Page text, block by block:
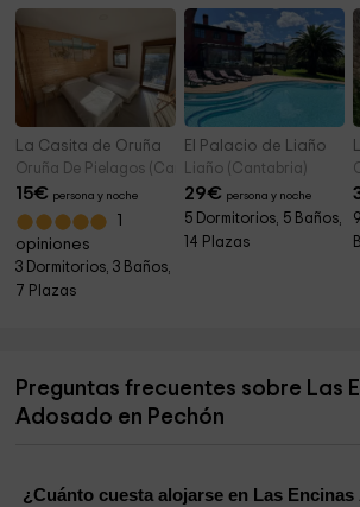
La Casita de Oruña
Oruña De Pielagos (Cantabria)
15€ persona y noche
opiniones
3 Dormitorios, 3 Baños,
7 Plazas
El Palacio de Liaño
Liaño (Cantabria)
29€ persona y noche
5 Dormitorios, 5 Baños,
14 Plazas
Preguntas frecuentes sobre Las
Adosado en Pechón
¿Cuánto cuesta alojarse en Las Encinas